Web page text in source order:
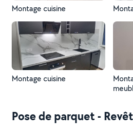
Montage cuisine
Montage cuisine
Pose de parquet -